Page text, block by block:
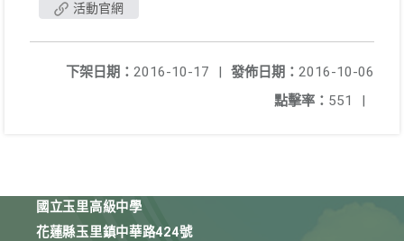
活動官網
發佈日期： 2016-10-06
下架日期： 2016-10-17
|
點擊率： 551 |
國立玉里高級中學
花蓮縣玉里鎮中華路424號